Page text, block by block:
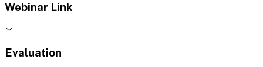
Webinar Link
Evaluation